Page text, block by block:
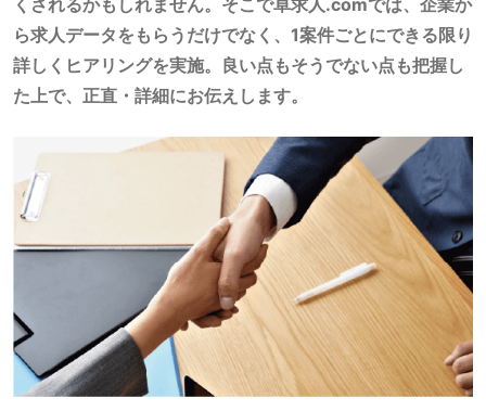
くされるかもしれません。そこで卓求人.comでは、企業か
ら求人データをもらうだけでなく、1案件ごとにできる限り
詳しくヒアリングを実施。良い点もそうでない点も把握し
た上で、正直・詳細にお伝えします。